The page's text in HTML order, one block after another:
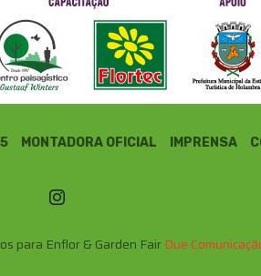
MONTADORA OFICIAL IMPRENSA
para Enflor & Garden Fair Due